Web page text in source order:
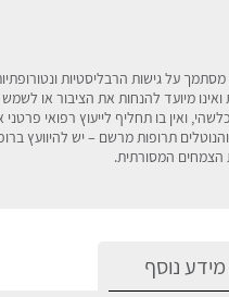
על גישות הרבליסטיות
מיועד להנחות את הציבור או
ואין בו תחליף לייעוץ רפואי
והנוטלים תרופות מרשם – יש
הצמחים המסורתית.
מידע נוסף